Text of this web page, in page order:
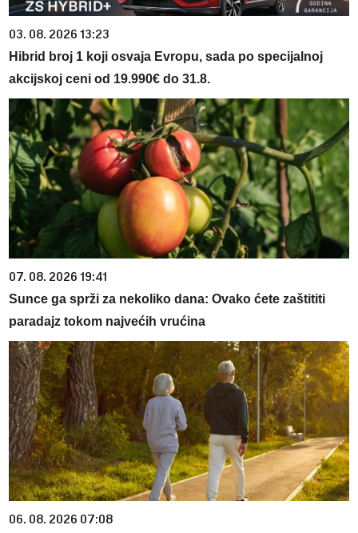
03. 08. 2026 13:23
Hibrid broj 1 koji osvaja Evropu, sada po specijalnoj
akcijskoj ceni od 19.990€ do 31.8.
07. 08. 2026 19:41
Sunce ga sprži za nekoliko dana: Ovako ćete zaštititi
paradajz tokom najvećih vrućina
06. 08. 2026 07:08